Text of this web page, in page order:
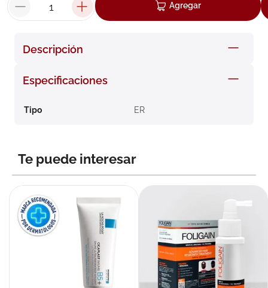
Agregar
Descripción
Especificaciones
Tipo ER
Te puede interesar
cerave
7. degraler
roche posay
10.pañales